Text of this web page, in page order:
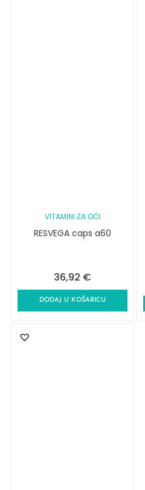
VITAMINI ZA OČI
RESVEGA caps a60
36,92 €
DODAJ U KOŠARICU